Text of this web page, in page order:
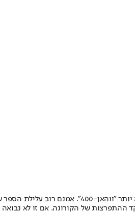
לא תאמינו, אבל בספר משנת 1981 מאת דין קונץ, הנקרא עיני החושך, נחזה נשק עתידני על בסיס